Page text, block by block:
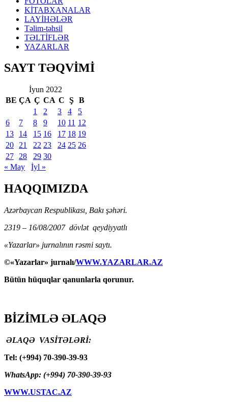
KİTABXANALAR
LAYİHƏLƏR
Təlim-təhsil
TƏLTİFLƏR
YAZARLAR
SAYT TƏQVİMİ
İyun 2022
BE ÇA Ç CA C Ş
B
1
2 3 4
5
6
7 8 9 10 11 12
13
14 15 16 17 18 19
20
21 22 23 24 25 26
27
28 29 30
« May
İyl »
HAQQIMIZDA
Azərbaycan Respublikası, Bakı şəhəri.
2319 – 16/08/2007 dövlət qeydiyyatlı
«Yazarlar» jurnalının rəsmi saytı.
©«Yazarlar» jurnalı/WWW.YAZARLAR.AZ
Bütün hüquqlar qanunlarla qorunur.
BİZİMLƏ ƏLAQƏ
ƏLAQƏ VASİTƏLƏRİ:
Tel: (+994) 70-390-39-93
WhatsApp: (+994) 70-390-39-93
WWW.USTAC.AZ